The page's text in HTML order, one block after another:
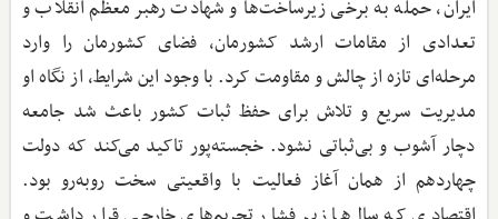
ایران، حمله به برخی زیرساخت‌ها و شهادت رهبر معظم انقلاب و
تعدادی از مقامات ارشد کشورمان، فضای کشورمان را وارد
مرحله‌ای تازه از چالش و مقاومت کرد. با وجود این شرایط، از نگاه او
مدیریت سریع و تلاش برای حفظ ثبات کشور باعث شد جامعه
دچار آشوب و بی‌ثباتی نشود. خجسته‌پور تاکید می‌کند که دولت
چهاردهم از همان آغاز فعالیت با واقعیتی سخت روبه‌رو بود.